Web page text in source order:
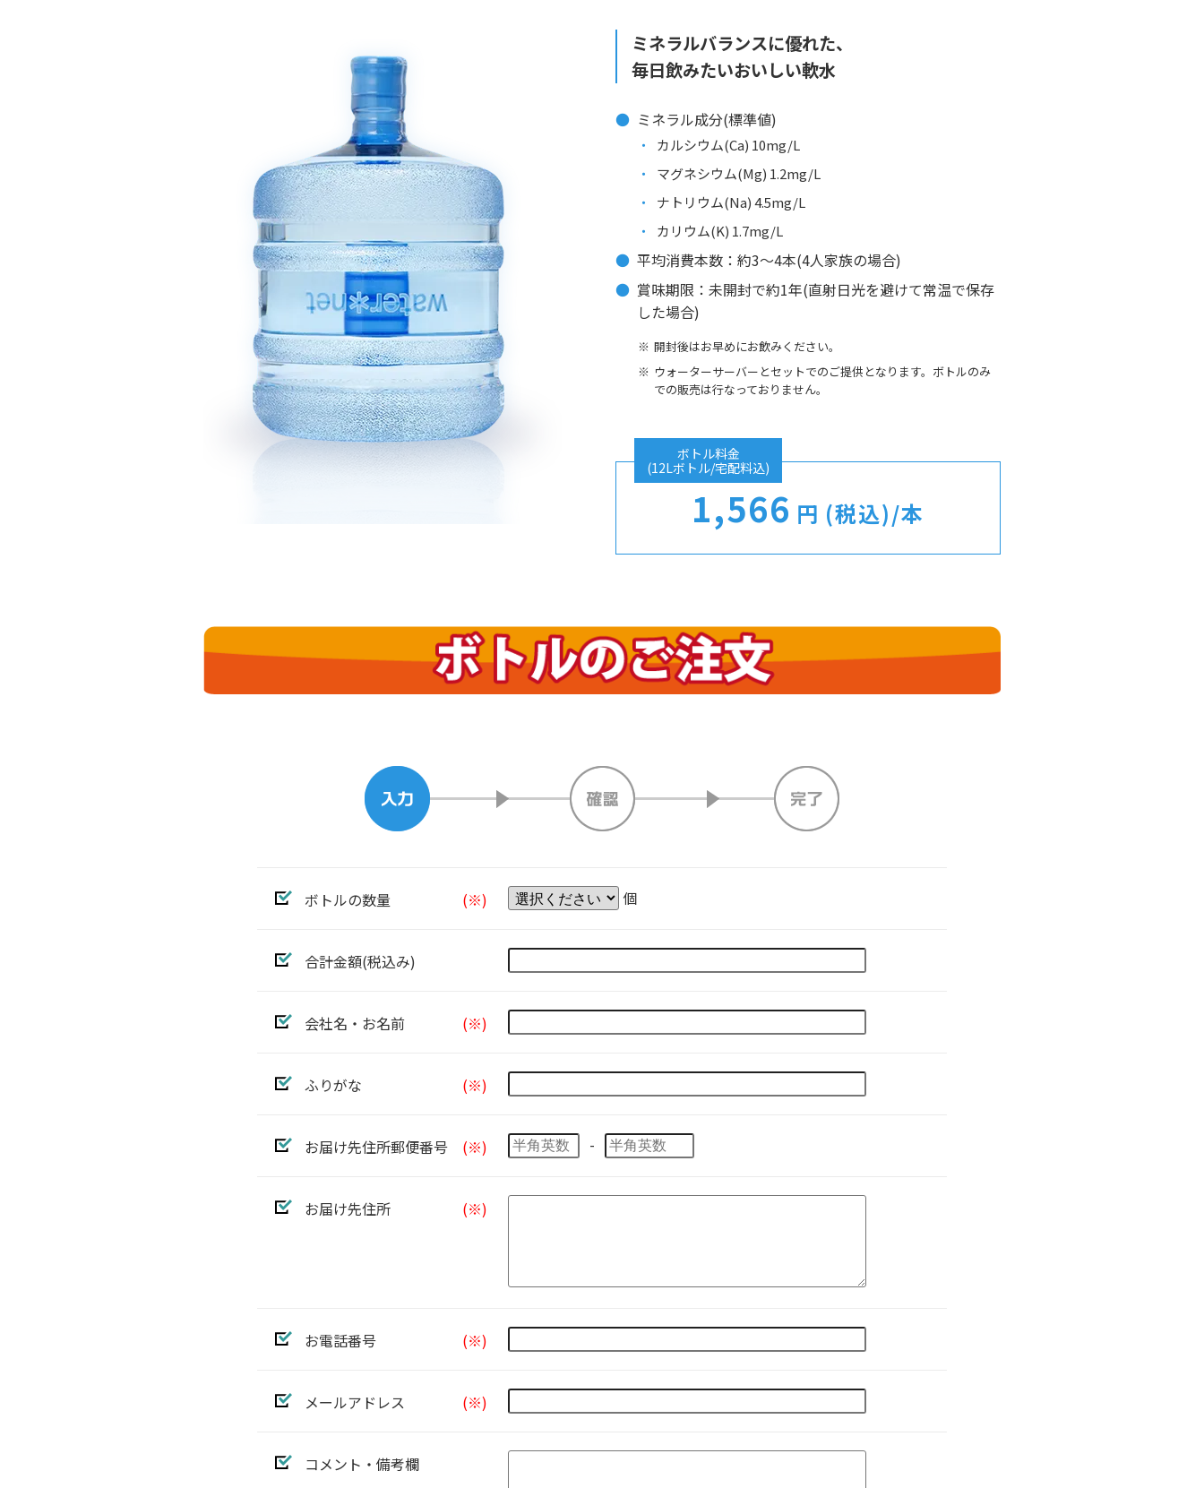
ミネラルバランスに優れた、
毎日飲みたいおいしい軟水
ミネラル成分(標準値)
カルシウム(Ca) 10mg/L
マグネシウム(Mg) 1.2mg/L
ナトリウム(Na) 4.5mg/L
カリウム(K) 1.7mg/L
平均消費本数：約3〜4本(4人家族の場合)
賞味期限：未開封で約1年(直射日光を避けて常温で保存
した場合)
開封後はお早めにお飲みください。
ウォーターサーバーとセットでのご提供となります。ボトルのみ
での販売は行なっておりません。
ボトル料金
(12Lボトル/宅配料込)
1,566 円 (税込)/本
ボトルの数量 (※) 個
合計金額(税込み)
会社名・お名前 (※)
ふりがな (※)
お届け先住所郵便番号 (※) -
お届け先住所 (※)
お電話番号 (※)
メールアドレス (※)
コメント・備考欄